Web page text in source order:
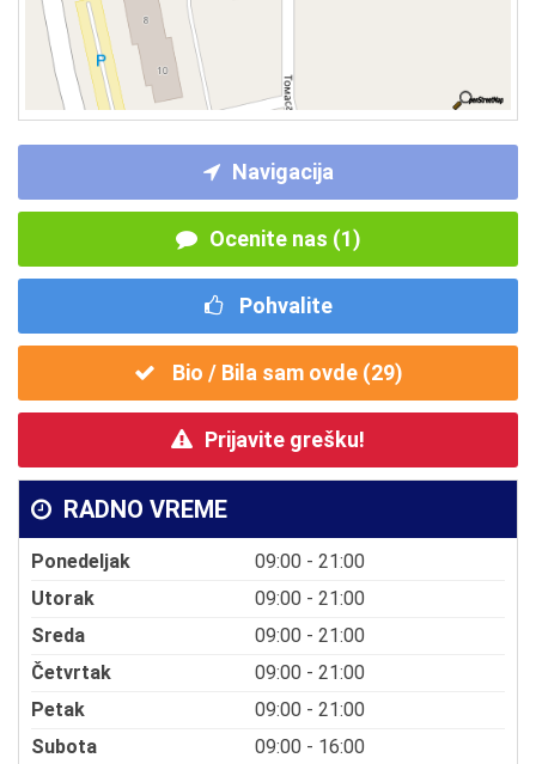
Navigacija
Ocenite nas (1)
Pohvalite
Bio / Bila sam ovde (29)
Prijavite grešku!
RADNO VREME
Ponedeljak
09:00 - 21:00
Utorak
09:00 - 21:00
Sreda
09:00 - 21:00
Četvrtak
09:00 - 21:00
Petak
09:00 - 21:00
Subota
09:00 - 16:00